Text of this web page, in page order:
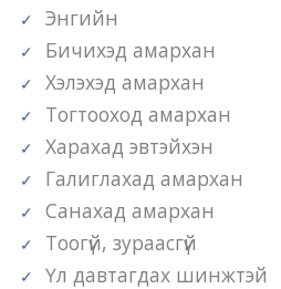
Энгийн
Бичихэд амархан
Хэлэхэд амархан
Тогтооход амархан
Харахад эвтэйхэн
Галиглахад амархан
Санахад амархан
Тоогүй, зураасгүй
Үл давтагдах шинжтэй